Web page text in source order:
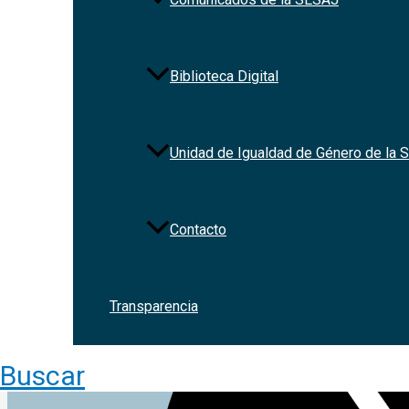
Biblioteca Digital
Unidad de Igualdad de Género de la
Contacto
Transparencia
Buscar